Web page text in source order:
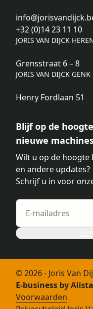
+32 (0)14 23 11 10
JORIS VAN DIJCK
Grensstraat 6 – 8
JORIS VAN DIJCK GENK
Henry Fordlaan 51
Blijf op de
nieuwe
Wilt u op de hoogte
en andere updates?
Schrijf u in voor
© 2026 - Joris Van
E-business by
Voorwaarden